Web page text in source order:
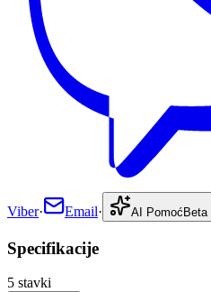
Viber· Email· AI Pomoć Beta
Specifikacije
5 stavki